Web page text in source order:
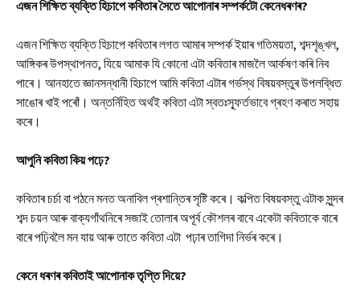
এজন শিক্ষিত ব্যক্তি হিচাপে কবিতাৰ সৈতে আপোনাৰ সম্পৰ্কটো কেনেধৰণৰ?
এজন শিক্ষিত ব্যক্তি হিচাপে কবিতাৰ লগত আমাৰ সম্পৰ্ক ইয়াৰ গতিময়তা, শব্দশৃঙ্খল,
আঙ্গিকৰ উপস্থাপনত, যিয়ে আমাক যি কোনো এটা কবিতাৰ মাজলৈ আৰ্কষণ কৰি নিব
পাৰে। আনহাতে জ্ঞানসন্ধানী হিচাপে আমি কবিতা এটাৰ গৰ্ভস্থ বিষয়বস্তুৰ উপলব্ধিত
সাঙোৰ খাই পৰোঁ। অন্তৰ্নিহিত অৰ্থই কবিতা এটা স্বতঃস্ফূৰ্তভাবে গ্ৰহণ কৰাত সহায়
কৰে।
আপুনি কবিতা কিয় পঢ়ে?
কবিতাৰ চৰ্চা বা পঠনে মনত অনাবিল প্ৰশান্তিৰ সৃষ্টি কৰে। কল্পিত বিষয়বস্তু এটাক সুন্দৰ
শব্দ চয়ন আৰু বাক্যগাঁথনিৰে সজাই তোলাৰ অপূৰ্ব কৌশলৰ বাবে একেটা কবিতাকে বাৰে
বাৰে পঢ়িবলৈ মন যায় আৰু তাতে কবিতা এটা পঢ়াৰ তাগিদা নিৰ্ভৰ কৰে।
কেনে ধৰণৰ কবিতাই আপোনাক তৃপ্তি দিয়ে?